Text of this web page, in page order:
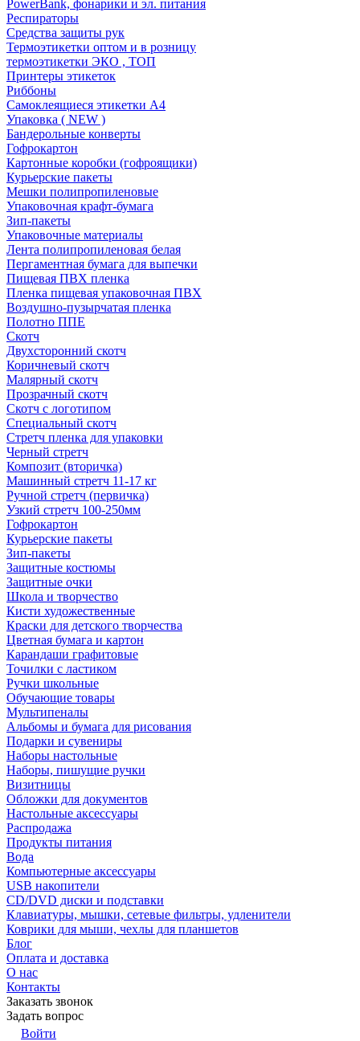
PowerBank, фонарики и эл. питания
Респираторы
Средства защиты рук
Термоэтикетки оптом и в розницу
термоэтикетки ЭКО , ТОП
Принтеры этикеток
Риббоны
Самоклеящиеся этикетки А4
Упаковка ( NEW )
Бандерольные конверты
Гофрокартон
Картонные коробки (гофроящики)
Курьерские пакеты
Мешки полипропиленовые
Упаковочная крафт-бумага
Зип-пакеты
Упаковочные материалы
Лента полипропиленовая белая
Пергаментная бумага для выпечки
Пищевая ПВХ пленка
Пленка пищевая упаковочная ПВХ
Воздушно-пузырчатая пленка
Полотно ППЕ
Скотч
Двухсторонний скотч
Коричневый скотч
Малярный скотч
Прозрачный скотч
Скотч с логотипом
Специальный скотч
Стретч пленка для упаковки
Черный стретч
Композит (вторичка)
Машинный стретч 11-17 кг
Ручной стретч (первичка)
Узкий стретч 100-250мм
Гофрокартон
Курьерские пакеты
Зип-пакеты
Защитные костюмы
Защитные очки
Школа и творчество
Кисти художественные
Краски для детского творчества
Цветная бумага и картон
Карандаши графитовые
Точилки с ластиком
Ручки школьные
Обучающие товары
Мультипеналы
Альбомы и бумага для рисования
Подарки и сувениры
Наборы настольные
Наборы, пишущие ручки
Визитницы
Обложки для документов
Настольные аксессуары
Распродажа
Продукты питания
Вода
Компьютерные аксессуары
USB накопители
CD/DVD диски и подставки
Клавиатуры, мышки, сетевые фильтры, удленители
Коврики для мыши, чехлы для планшетов
Блог
Оплата и доставка
О нас
Контакты
Заказать звонок
Задать вопрос
Войти